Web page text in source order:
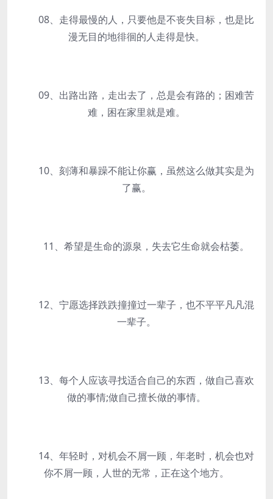
08、走得最慢的人，只要他是不丧失目标，也是比
漫无目的地徘徊的人走得是快。
09、出路出路，走出去了，总是会有路的；困难苦
难，困在家里就是难。
10、刻薄和暴躁不能让你赢，虽然这么做其实是为
了赢。
11、希望是生命的源泉，失去它生命就会枯萎。
12、宁愿选择跌跌撞撞过一辈子，也不平平凡凡混
一辈子。
13、每个人应该寻找适合自己的东西，做自己喜欢
做的事情;做自己擅长做的事情。
14、年轻时，对机会不屑一顾，年老时，机会也对
你不屑一顾，人世的无常，正在这个地方。